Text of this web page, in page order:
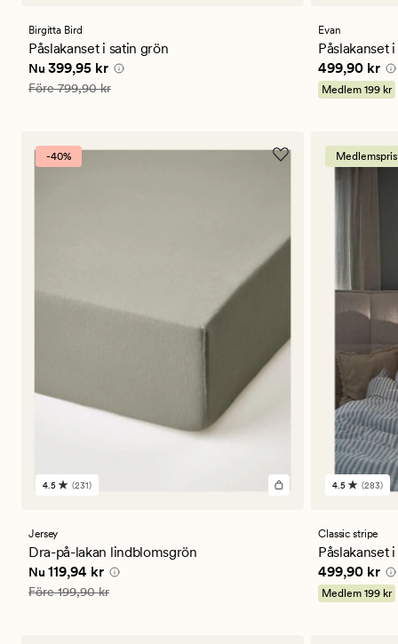
Birgitta Bird
Påslakanset i satin grön
Nuvarande pris
Nu 399,95 kr
Ordinarie pris 799,90 kr
Före799,90 kr
ett
betyg
på
4
Evan
Påslakanset
Pris 499,90 kr
499,90 kr
Medlem 199 kr
-40%
231
ett
genomsnittligt
betyg
på
4.5
4.5 (231)
Jersey
Dra-på-lakan lindblomsgrön
Nuvarande pris
Nu 119,94 kr
Ordinarie pris 199,90 kr
Före199,90 kr
283
ett
betyg
på
4.5
4.5 (283)
Classic stripe
Påslakanset
Pris 499,90 kr
499,90 kr
Medlem 199 kr